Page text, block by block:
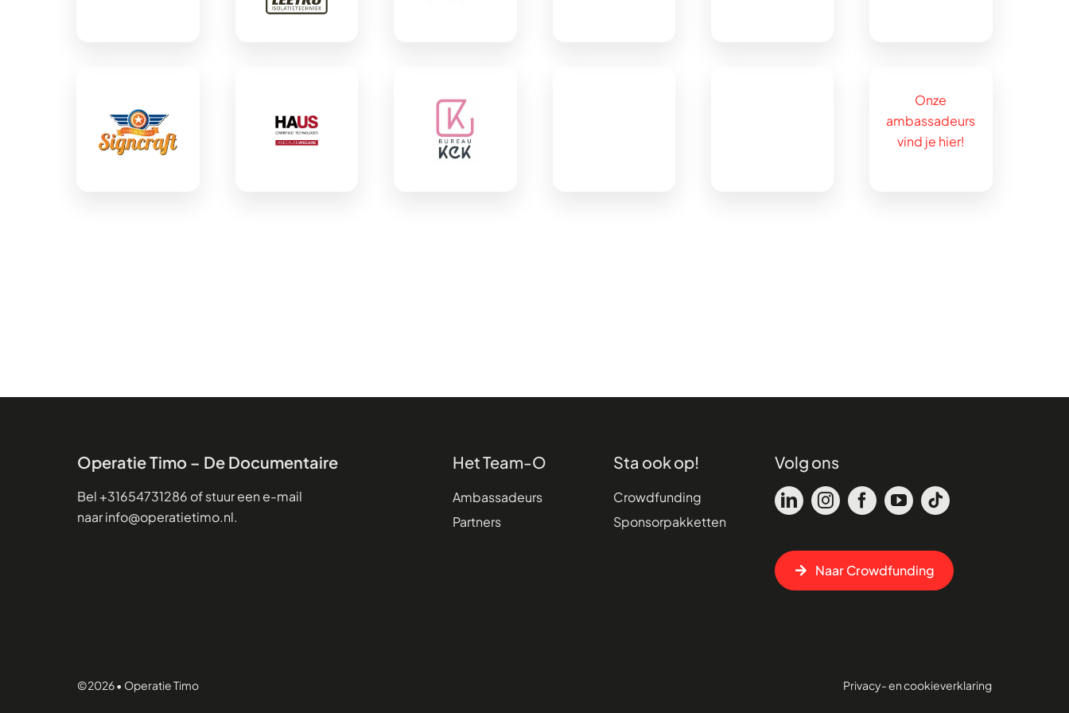
Onze
ambassadeurs
vind je hier!
Operatie Timo – De Documentaire
Bel +31654731286 of stuur een e-mail
naarinfo@operatietimo.nl.
Het Team-O
Ambassadeurs
Partners
Sta ook op!
Crowdfunding
Sponsorpakketten
Volg ons
Naar Crowdfunding
©2026 • Operatie Timo Privacy- en cookieverklaring